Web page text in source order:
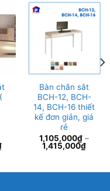
Giá
hiện
Bàn chân sắt
BCH-12, BCH-
14, BCH-16 thiết
kế đơn giản, giá
rẻ
1,105,000₫ –
1,415,000₫